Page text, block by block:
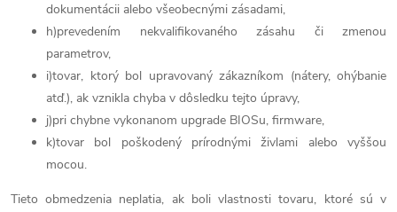
dokumentácii alebo všeobecnými zásadami,
h)prevedením nekvalifikovaného zásahu či zmenou
parametrov,
i)tovar, ktorý bol upravovaný zákazníkom (nátery, ohýbanie
atď.), ak vznikla chyba v dôsledku tejto úpravy,
j)pri chybne vykonanom upgrade BIOSu, firmware,
k)tovar bol poškodený prírodnými živlami alebo vyššou
mocou.
Tieto obmedzenia neplatia, ak boli vlastnosti tovaru, ktoré sú v